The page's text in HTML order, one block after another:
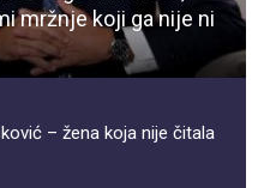
mržnje koji ga nije ni
– žena koja nije čitala